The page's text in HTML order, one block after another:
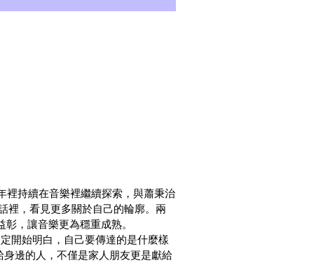
裡持續在音樂裡繼續探索，與蕭秉治
裡，看見更多關於自己的輪廓。兩
，讓音樂更為穩重成熟。
開始明白，自己要傳達的是什麼樣
邊的人，不僅是家人朋友更是獻給